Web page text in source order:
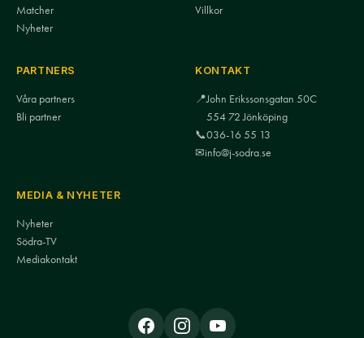
Matcher
Nyheter
Villkor
PARTNERS
Våra partners
Bli partner
KONTAKT
📍John Erikssonsgatan 50C
554 72 Jönköping
📞036-16 55 13
✉info@j-sodra.se
MEDIA & NYHETER
Nyheter
Södra-TV
Mediakontakt